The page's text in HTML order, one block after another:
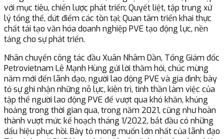
với mục tiêu, chiến lược phát triển; Quyết liệt, tập trung xử
lý tổng thể, dứt điểm các tồn tại; Quan tâm triển khai thực
chất tái tạo văn hóa doanh nghiệp PVE tạo động lực, nền
tảng cho sự phát triển.
Nhân chuyến công tác đầu Xuân Nhâm Dần, Tổng Giám đốc
Petrovietnam Lê Mạnh Hùng gửi lời thăm hỏi, chúc mừng
năm mới đến lãnh đạo, người lao động PVE và gia đình; bày
tỏ sự ghi nhận những nỗ lực, kiên trì, tinh thần làm việc của
tập thể người lao động PVE để vượt qua khó khăn, khủng
hoảng trong thời gian qua, trong năm 2021, cũng như hoàn
thành vượt mức kế hoạch tháng 1/2022, bắt đầu có những
dấu hiệu phục hồi. Bày tỏ mong muốn lớn nhất của lãnh đạo